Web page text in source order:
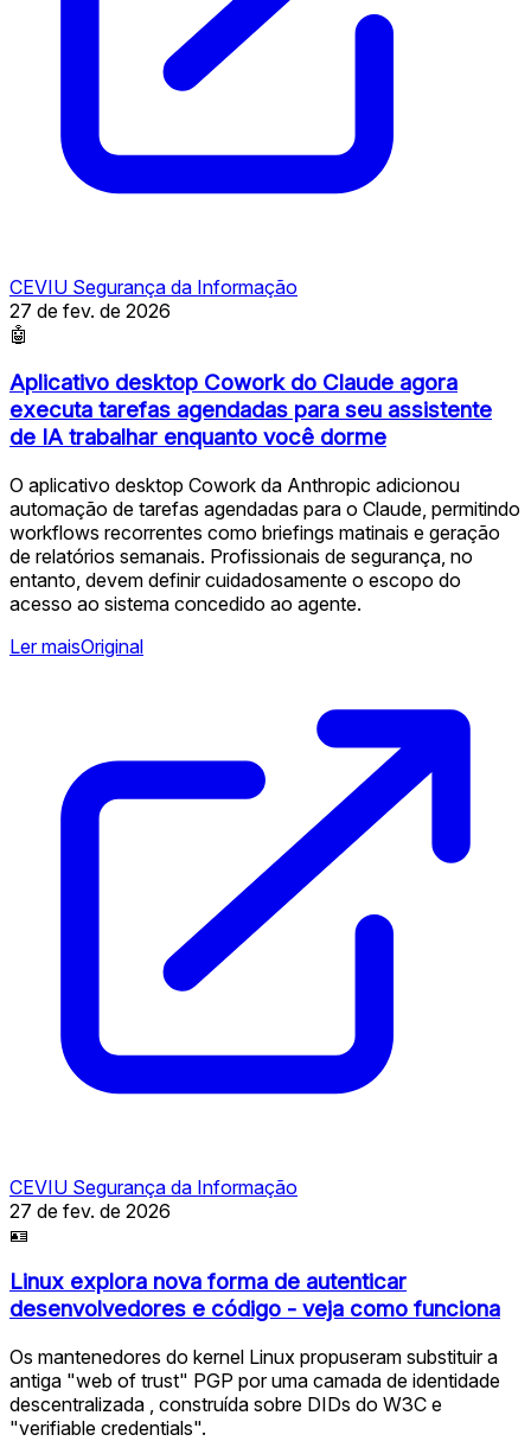
CEVIU Segurança da Informação
27 de fev. de 2026
🤖
Aplicativo desktop Cowork do Claude agora
executa tarefas agendadas para seu assistente
de IA trabalhar enquanto você dorme
O aplicativo desktop Cowork da Anthropic adicionou
automação de tarefas agendadas para o Claude, permitindo
workflows recorrentes como briefings matinais e geração
de relatórios semanais. Profissionais de segurança, no
entanto, devem definir cuidadosamente o escopo do
acesso ao sistema concedido ao agente.
Ler maisOriginal
CEVIU Segurança da Informação
27 de fev. de 2026
🪪
Linux explora nova forma de autenticar
desenvolvedores e código - veja como funciona
Os mantenedores do kernel Linux propuseram substituir a
antiga "web of trust" PGP por uma camada de identidade
descentralizada , construída sobre DIDs do W3C e
"verifiable credentials".